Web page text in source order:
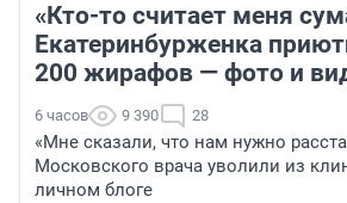
«Кто-то считает меня
Екатеринбурженка
200 жирафов — фото и
6 часов 9 390 28
«Мне сказали, что нам нужно
Московского врача уволили из
личном блоге